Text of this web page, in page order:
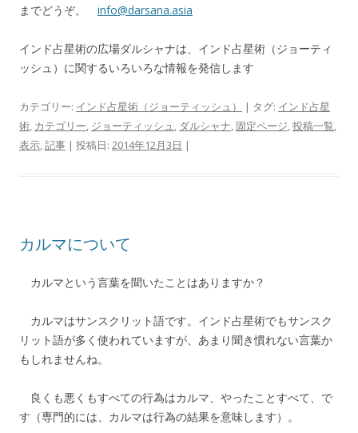
までどうぞ。 info@darsana.asia
インド占星術の広場ダルシャナは、インド占星術（ジョーティ
ッシュ）に関するいろいろな情報を発信します
カテゴリー: インド占星術（ジョーティッシュ） | タグ: インド占星
術, カテゴリー, ジョーティッシュ, ダルシャナ, 固定ページ,投稿一覧,
表示,記事 | 投稿日: 2014年12月3日 |
カルマについて
カルマという言葉を聞いたことはありますか？
カルマはサンスクリット語です。インド占星術でもサンスク
リット語が多く使われていますが、あまり聞き慣れない言葉か
もしれませんね。
良くも悪くもすべての行為はカルマ、やったことすべて、で
す（専門的には、カルマは行為の結果を意味します）。